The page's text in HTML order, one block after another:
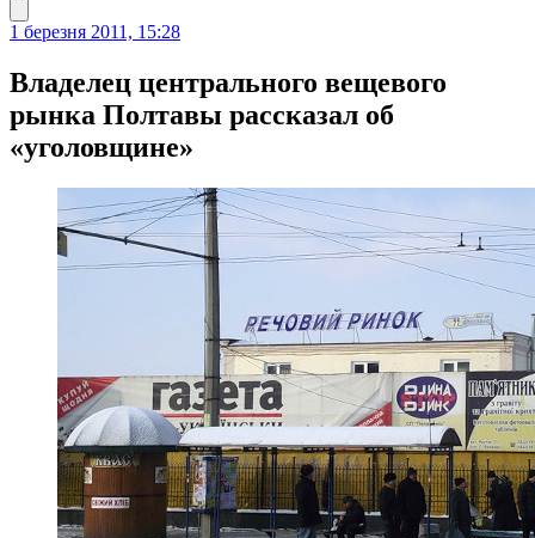
1 березня 2011, 15:28
Владелец центрального вещевого
рынка Полтавы рассказал об
«уголовщине»